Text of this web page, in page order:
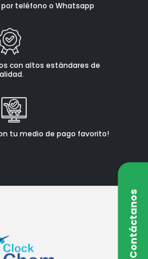
teléfono o Whatsapp
con altos estándares de
tu medio de pago favorito!
Contáctanos